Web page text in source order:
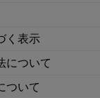
く表示
について
ついて